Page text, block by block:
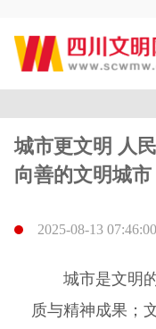
城市更文明 人
向善的文明城市
2025-08-13
城市是文明的
质与精神成果；